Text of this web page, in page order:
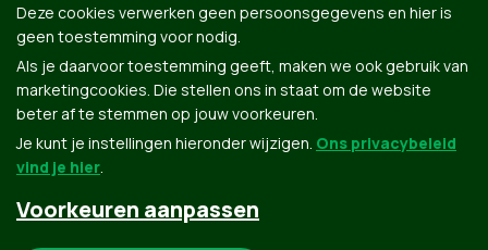
Groen.be
Deze cookies verwerken geen persoonsgegevens en hier is
geen toestemming voor nodig.
Als je daarvoor toestemming geeft, maken we ook gebruik van
marketingcookies. Die stellen ons in staat om de website
beter af te stemmen op jouw voorkeuren.
Je kunt je instellingen hieronder wijzigen. Ons privacybeleid
vind je hier.
Voorkeuren aanpassen